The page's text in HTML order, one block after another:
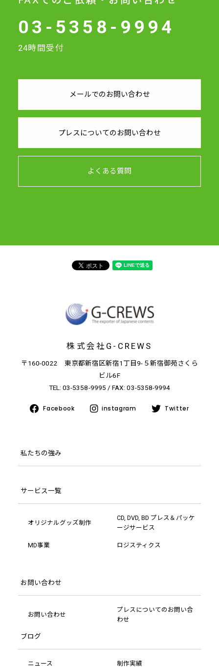
03-5358-9994
24時間受付
メールでのお問い合わせ
プレスについてのお問い合わせ
よくある質問
株式会社G-CREWS
〒160-0022 東京都新宿区新宿1丁目9-５新宿御苑さくら
ビル6F
TEL:03-5358-9995 / FAX: 03-5358-9994
Facebook instagram Twitter
私たちの強み
サービス一覧
オリジナルグッズ制作
CD, DVD, BD プレス＆パッケ
ージサービス
MD事業 ロジスティクス
お問い合わせ
お問い合わせ
プレスについてのお問い合
わせ
ブログ
ニュース 制作実績